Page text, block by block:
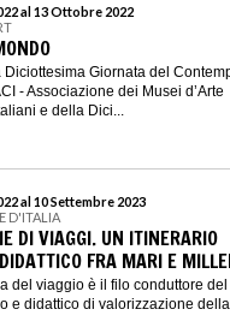
al 13 Ottobre 2022
Diciottesima Giornata del
- Associazione dei Musei d’Arte
e della Dici...
al 10 Settembre 2023
D'ITALIA
DI VIAGGI. UN ITINERARIO
FRA MARI E
del viaggio è il filo conduttore
e didattico di valorizzazione della